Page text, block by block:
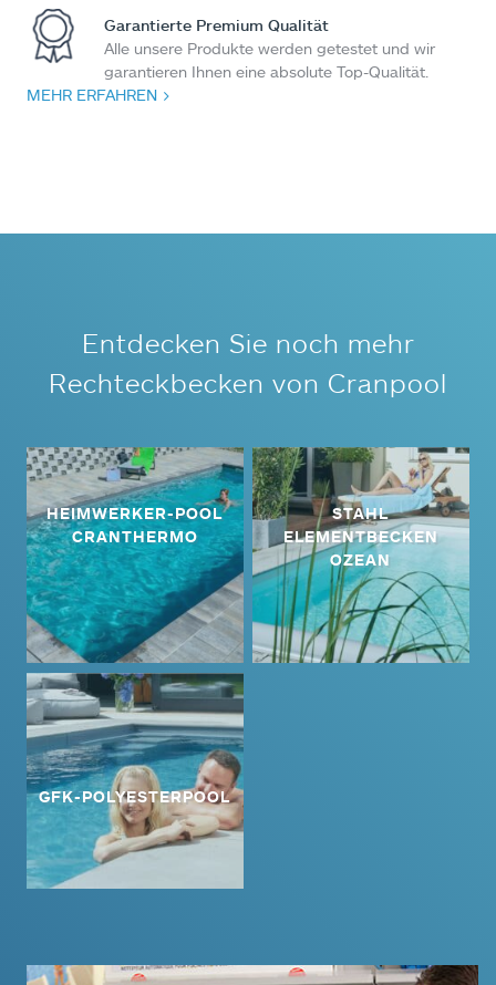
Garantierte Premium Qualität
Alle unsere Produkte werden getestet und wir
garantieren Ihnen eine absolute Top-Qualität.
MEHR ERFAHREN >
Entdecken Sie noch mehr
Rechteckbecken von Cranpool
HEIMWERKER-POOL
CRANTHERMO
STAHL
ELEMENTBECKEN
OZEAN
GFK-POLYESTERPOOL